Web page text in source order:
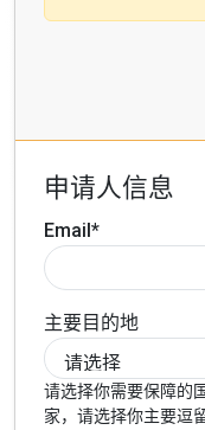
申请人信息
Email*
主要目的地
请选择你需要保障的
家，请选择你主要逗